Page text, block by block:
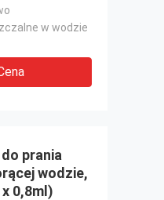
w wodzie
prania
wodzie,
0,8ml)